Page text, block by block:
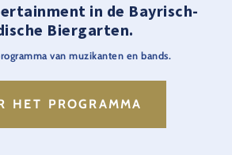
in de Bayrisch-
Biergarten.
van muzikanten en bands.
HET PROGRAMMA